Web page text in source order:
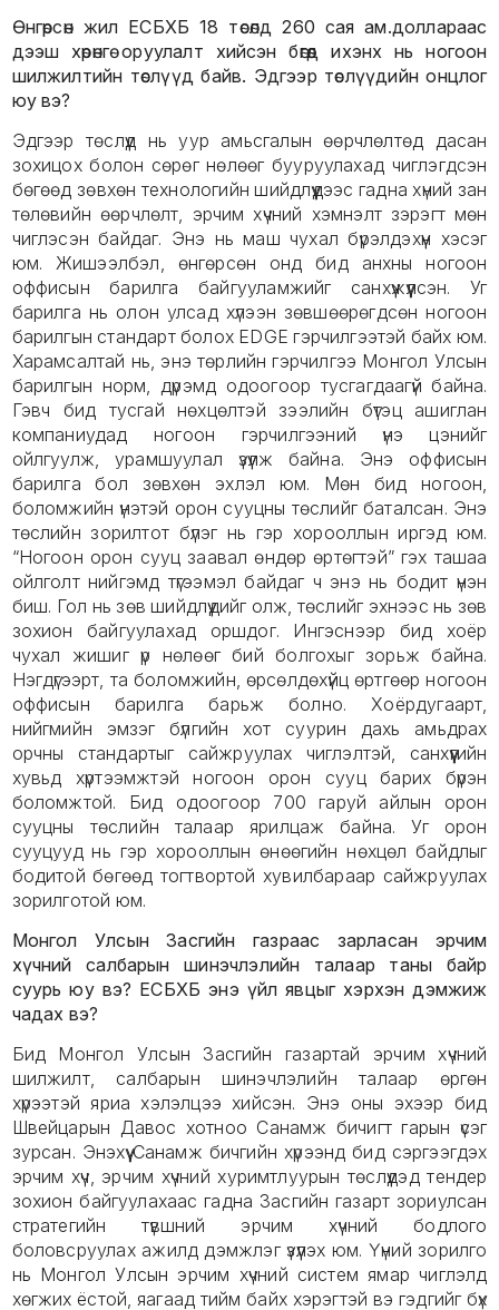
Өнгөрсөн жил ЕСБХБ 18 төсөлд 260 сая ам.доллараас
дээш хөрөнгө оруулалт хийсэн бөгөөд ихэнх нь ногоон
шилжилтийн төслүүд байв. Эдгээр төслүүдийн онцлог
юу вэ?
Эдгээр төслүүд нь уур амьсгалын өөрчлөлтөд дасан
зохицох болон сөрөг нөлөөг бууруулахад чиглэгдсэн
бөгөөд зөвхөн технологийн шийдлүүдээс гадна хүний зан
төлөвийн өөрчлөлт, эрчим хүчний хэмнэлт зэрэгт мөн
чиглэсэн байдаг. Энэ нь маш чухал бүрэлдэхүүн хэсэг
юм. Жишээлбэл, өнгөрсөн онд бид анхны ногоон
оффисын барилга байгууламжийг санхүүжүүлсэн. Уг
барилга нь олон улсад хүлээн зөвшөөрөгдсөн ногоон
барилгын стандарт болох EDGE гэрчилгээтэй байх юм.
Харамсалтай нь, энэ төрлийн гэрчилгээ Монгол Улсын
барилгын норм, дүрэмд одоогоор тусгагдаагүй байна.
Гэвч бид тусгай нөхцөлтэй зээлийн бүтэц ашиглан
компаниудад ногоон гэрчилгээний үнэ цэнийг
ойлгуулж, урамшуулал үзүүлж байна. Энэ оффисын
барилга бол зөвхөн эхлэл юм. Мөн бид ногоон,
боломжийн үнэтэй орон сууцны төслийг баталсан. Энэ
төслийн зорилтот бүлэг нь гэр хорооллын иргэд юм.
“Ногоон орон сууц заавал өндөр өртөгтэй” гэх ташаа
ойлголт нийгэмд түгээмэл байдаг ч энэ нь бодит үнэн
биш. Гол нь зөв шийдлүүдийг олж, төслийг эхнээс нь зөв
зохион байгуулахад оршдог. Ингэснээр бид хоёр
чухал жишиг үр нөлөөг бий болгохыг зорьж байна.
Нэгдүгээрт, та боломжийн, өрсөлдөхүйц өртгөөр ногоон
оффисын барилга барьж болно. Хоёрдугаарт,
нийгмийн эмзэг бүлгийн хот суурин дахь амьдрах
орчны стандартыг сайжруулах чиглэлтэй, санхүүгийн
хувьд хүртээмжтэй ногоон орон сууц барих бүрэн
боломжтой. Бид одоогоор 700 гаруй айлын орон
сууцны төслийн талаар ярилцаж байна. Уг орон
сууцууд нь гэр хорооллын өнөөгийн нөхцөл байдлыг
бодитой бөгөөд тогтвортой хувилбараар сайжруулах
зорилготой юм.
Монгол Улсын Засгийн газраас зарласан эрчим
хүчний салбарын шинэчлэлийн талаар таны байр
суурь юу вэ? ЕСБХБ энэ үйл явцыг хэрхэн дэмжиж
чадах вэ?
Бид Монгол Улсын Засгийн газартай эрчим хүчний
шилжилт, салбарын шинэчлэлийн талаар өргөн
хүрээтэй яриа хэлэлцээ хийсэн. Энэ оны эхээр бид
Швейцарын Давос хотноо Санамж бичигт гарын үсэг
зурсан. Энэхүү Санамж бичгийн хүрээнд бид сэргээгдэх
эрчим хүч, эрчим хүчний хуримтлуурын төслүүдэд тендер
зохион байгуулахаас гадна Засгийн газарт зориулсан
стратегийн түвшний эрчим хүчний бодлого
боловсруулах ажилд дэмжлэг үзүүлэх юм. Үүний зорилго
нь Монгол Улсын эрчим хүчний систем ямар чиглэлд
хөгжих ёстой, яагаад тийм байх хэрэгтэй вэ гэдгийг бүх